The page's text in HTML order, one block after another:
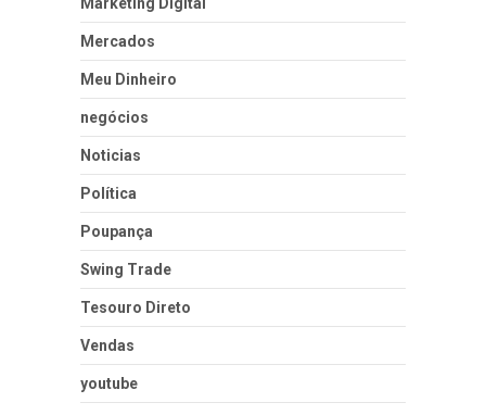
Mercados
Meu Dinheiro
negócios
Noticias
Política
Poupança
Swing Trade
Tesouro Direto
Vendas
youtube